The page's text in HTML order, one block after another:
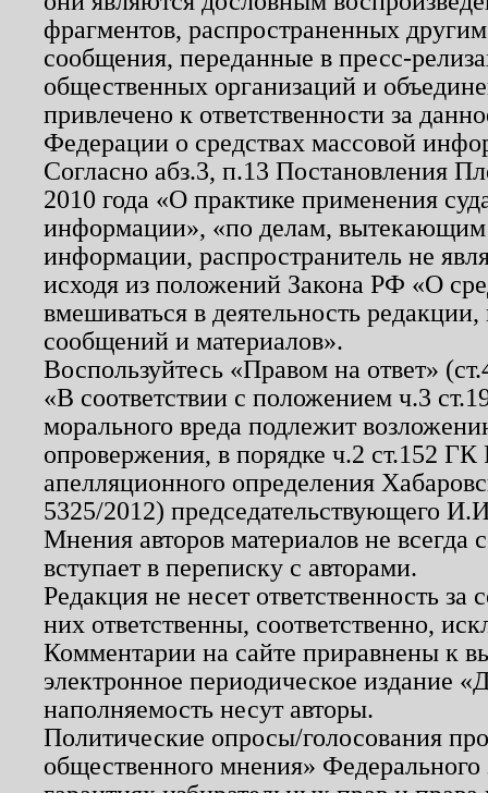
фрагментов, распространенных
сообщения, переданные в пресс-
общественных организаций и
привлечено к ответственности за
Федерации о средствах массовой
Согласно абз.3, п.13 Постановления
2010 года «О практике применения
информации», «по делам, вытекающим
информации, распространитель не
исходя из положений Закона РФ «О
вмешиваться в деятельность
сообщений и материалов».
Воспользуйтесь «Правом на ответ»
«В соответствии с положением ч.3
морального вреда подлежит
опровержения, в порядке ч.2 ст.152
апелляционного определения
5325/2012) председательствующего
Мнения авторов материалов не
вступает в переписку с авторами.
Редакция не несет ответственность
них ответственны, соответственно,
Комментарии на сайте приравнены к
электронное периодическое издание
наполняемость несут авторы.
Политические опросы/голосования
общественного мнения»